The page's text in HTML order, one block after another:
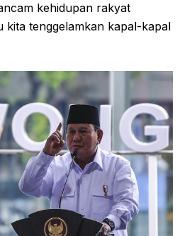
kehidupan rakyat
kita tenggelamkan kapal-kapal